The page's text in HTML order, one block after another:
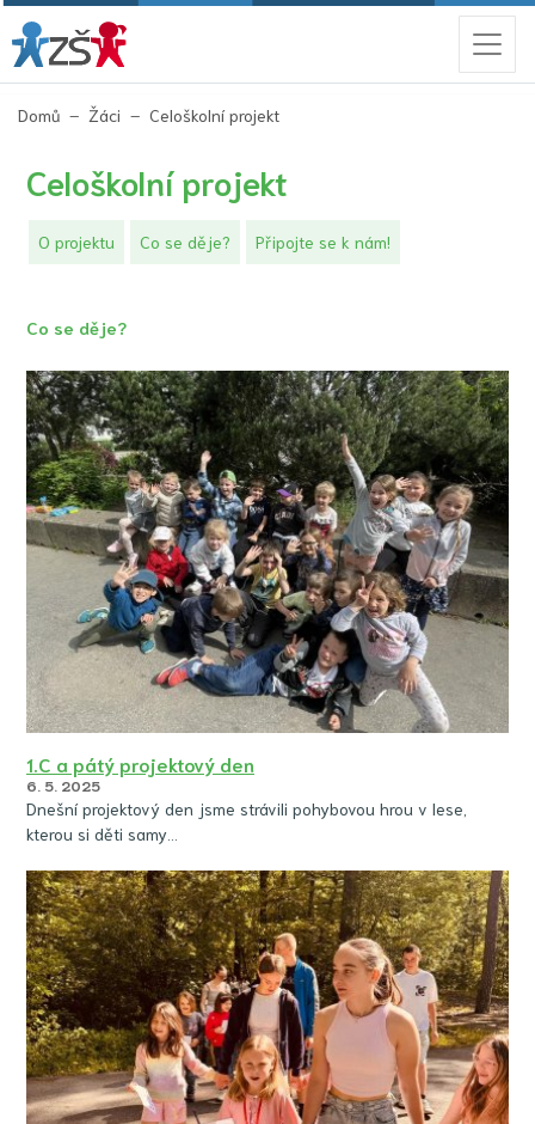
Domů Žáci Celoškolní projekt(aktuální)
Celoškolní projekt
O projektu Co se děje? Připojte se k nám!
Co se děje?
1.C a pátý projektový den
6. 5. 2025
Dnešní projektový den jsme strávili pohybovou hrou v lese,
kterou si děti samy…